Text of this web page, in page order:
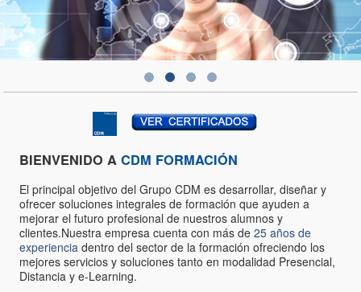
BIENVENIDO ACDM FORMACIÓN
El principal objetivo del Grupo CDM es desarrollar, diseñar y
ofrecer soluciones integrales de formación que ayuden a
mejorar el futuro profesional de nuestros alumnos y
clientes.Nuestra empresa cuenta con más de25 años de
experienciadentro del sector de la formación ofreciendo los
mejores servicios y soluciones tanto en modalidad Presencial,
Distancia y e-Learning.